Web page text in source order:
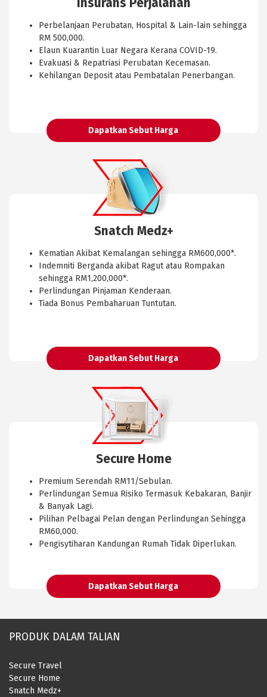
Perbelanjaan Perubatan, Hospital & Lain-lain sehingga
RM 500,000.
Elaun Kuarantin Luar Negara Kerana COVID-19.
Evakuasi & Repatriasi Perubatan Kecemasan.
Kehilangan Deposit atau Pembatalan Penerbangan.
Dapatkan Sebut Harga
Snatch Medz+
Kematian Akibat Kemalangan sehingga RM600,000*.
Indemniti Berganda akibat Ragut atau Rompakan
sehingga RM1,200,000*.
Perlindungan Pinjaman Kenderaan.
Tiada Bonus Pembaharuan Tuntutan.
Dapatkan Sebut Harga
Secure Home
Premium Serendah RM11/Sebulan.
Perlindungan Semua Risiko Termasuk Kebakaran, Banjir
& Banyak Lagi.
Pilihan Pelbagai Pelan dengan Perlindungan Sehingga
RM60,000.
Pengisytiharan Kandungan Rumah Tidak Diperlukan.
Dapatkan Sebut Harga
PRODUK DALAM TALIAN
Secure Travel
Secure Home
Snatch Medz+